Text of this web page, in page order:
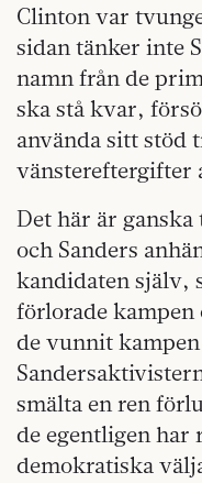
Clinton var
sidan tänker inte
namn från de
ska stå kvar,
använda sitt stöd
vänstereftergifter
Det här är
och Sanders
kandidaten själv,
förlorade
de vunnit
smälta en ren
de egentligen har
demokratiska